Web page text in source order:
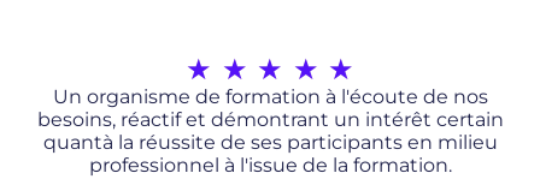
★ ★ ★ ★ ★
Un organisme de formation à l'écoute de nos
besoins, réactif et démontrant un intérêt certain
quantà la réussite de ses participants en milieu
professionnel à l'issue de la formation.